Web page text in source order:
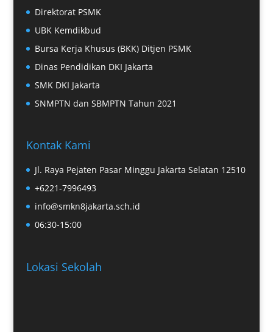
Direktorat PSMK
UBK Kemdikbud
Bursa Kerja Khusus (BKK) Ditjen PSMK
Dinas Pendidikan DKI Jakarta
SMK DKI Jakarta
SNMPTN dan SBMPTN Tahun 2021
Kontak Kami
Jl. Raya Pejaten Pasar Minggu Jakarta Selatan 12510
+6221-7996493
info@smkn8jakarta.sch.id
06:30-15:00
Lokasi Sekolah